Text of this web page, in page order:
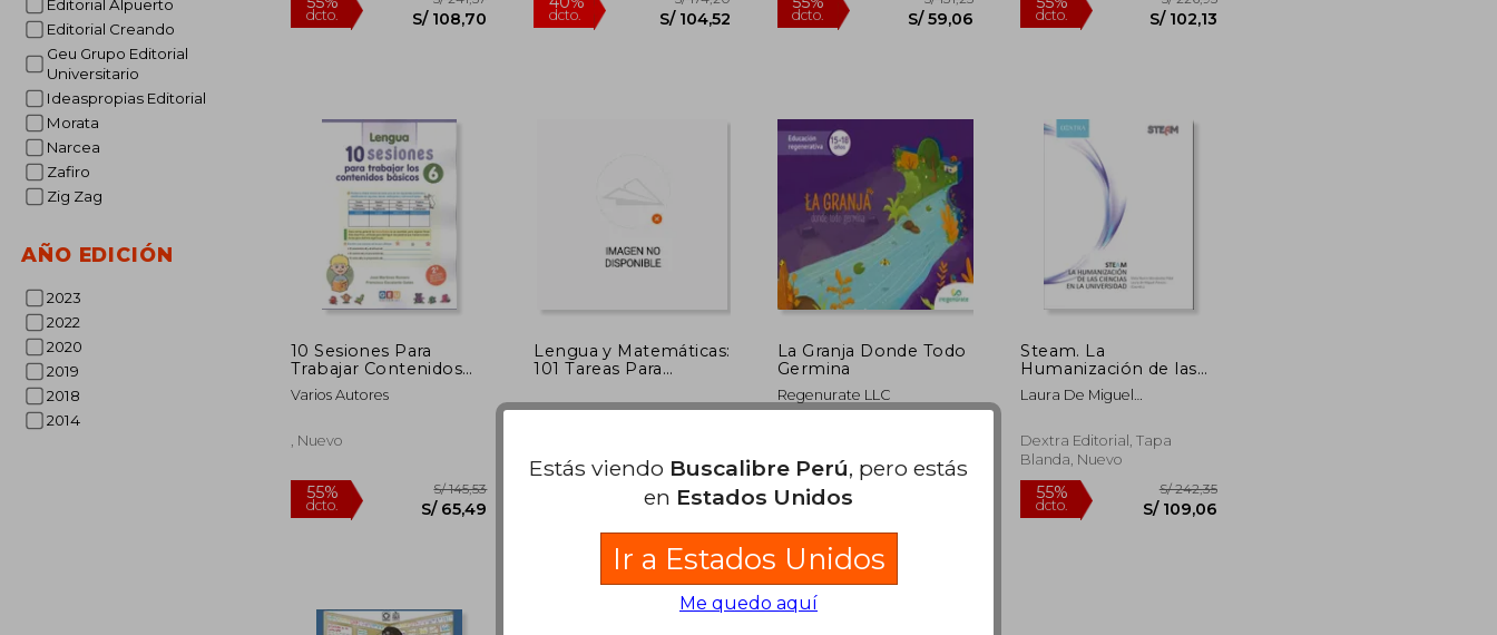
Editorial Alpuerto
Editorial Creando
Geu Grupo Editorial
Universitario
Ideaspropias Editorial
Morata
Narcea
Zafiro
Zig Zag
AÑO EDICIÓN
2023
2022
2020
2019
2018
2014
55%
dcto.
S/ 174,20 55%
dcto.
10 Sesiones Para
Trabajar Contenidos
Basicos 6
Varios Autores
, Nuevo
Lengua y Matemáticas:
101 Tareas Para
Competencias 6
Universitario, Nuevo
La Granja Donde Todo
Germina
Regenurate LLC
Blanda, Nuevo
Steam. La
Humanización de las
Ciencias en la
Universidad
Laura De Miguel
Dextra Editorial, Tapa
Blanda, Nuevo
Estás viendo Buscalibre Perú, pero estás
en Estados Unidos
Ir a Estados Unidos
Me quedo aquí